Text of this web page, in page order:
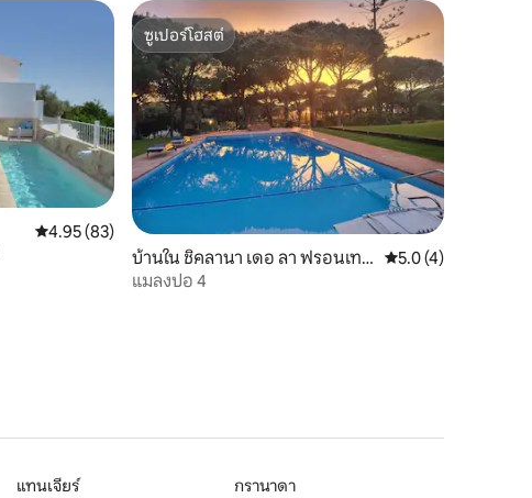
คะแนนเฉลี่ย 4.95 จาก 5, 83 รีวิว
4.95 (83)
ซูเปอร์โฮสต์
ซูเปอร์โฮสต์
บ้านใน ชิคลานา เดอ ลา ฟรอนเทร
า
คะแนนเฉลี่ย 5.0 จา
5.0 (4)
แมลงปอ 4
แทนเจียร์ กรานาดา